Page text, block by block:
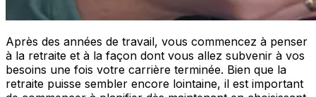
Après des années de travail, vous commencez à penser
à la retraite et à la façon dont vous allez subvenir à vos
besoins une fois votre carrière terminée. Bien que la
retraite puisse sembler encore lointaine, il est important